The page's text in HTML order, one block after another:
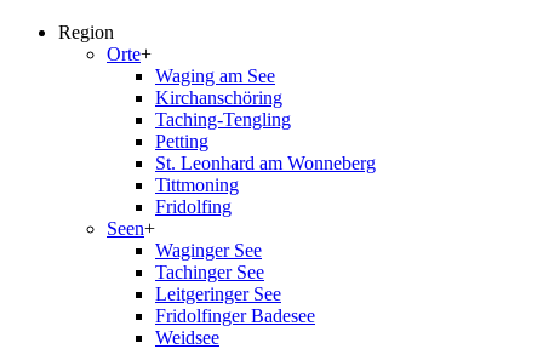
Region
Orte+
Waging am See
Kirchanschöring
Taching-Tengling
Petting
St. Leonhard am Wonneberg
Tittmoning
Fridolfing
Seen+
Waginger See
Tachinger See
Leitgeringer See
Fridolfinger Badesee
Weidsee